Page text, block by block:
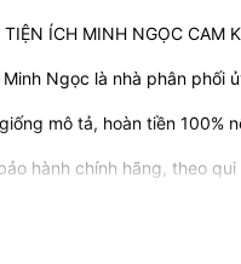
ÍCH MINH NGỌC CAM
Ngọc là nhà phân phối
mô tả, hoàn tiền 100%
hành chính hãng, theo qui